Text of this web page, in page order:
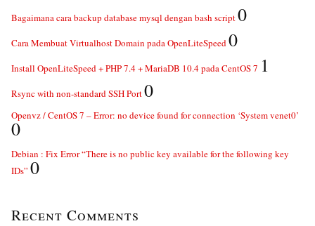
Bagaimana cara backup database mysql dengan bash script0
Cara Membuat Virtualhost Domain pada OpenLiteSpeed0
Install OpenLiteSpeed + PHP 7.4 + MariaDB 10.4 pada CentOS 7 1
Rsync with non-standard SSH Port0
Openvz / CentOS 7 – Error: no device found for connection ‘System venet0’
0
Debian : Fix Error “There is no public key available for the following key
IDs” 0
Recent Comments